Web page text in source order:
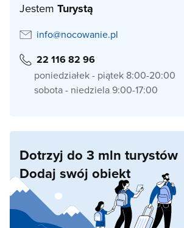
Jestem Turystą
info@nocowanie.pl
22 116 82 96
poniedziałek - piątek 8:00-20:00
sobota - niedziela 9:00-17:00
Dotrzyj do 3 mln turystów
Dodaj swój obiekt